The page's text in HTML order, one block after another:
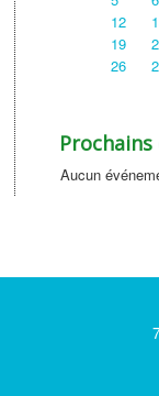
12
19
26
Aucun